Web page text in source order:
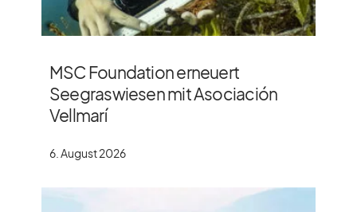
MSC Foundation erneuert
Seegraswiesen mit Asociación
Vellmarí
6. August 2026